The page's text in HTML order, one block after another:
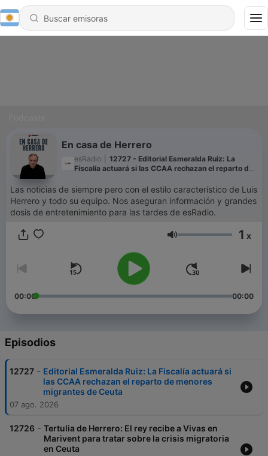
En casa de Herrero
esRadio
12727 - Editorial Esmeralda Ruiz: La
Fiscalía actuará si las CCAA rechazan el reparto de
Las noticias de siempre pero con el estilo característico de Luis
Herrero y todo su equipo. Nos aseguran información y grandes
dosis de entretenimiento para las tardes de esRadio.
Volumen 1 x
00:00 00:00
Episodios
12727 - Editorial Esmeralda Ruiz: La Fiscalía actuará si
las CCAA rechazan el reparto de menores
migrantes de Ceuta
07 ago. 2026
12726 - Tertulia de Herrero: El rey recibe a Vivas en
Marivent para tratar sobre la crisis migratoria
en Ceuta